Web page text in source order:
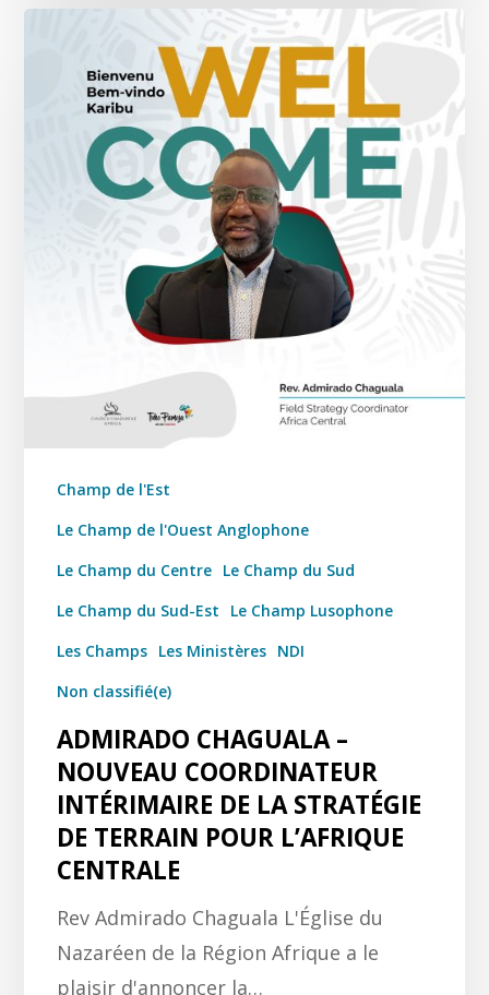
Champ de l'Est
Le Champ de l'Ouest Anglophone
Le Champ du Centre Le Champ du Sud
Le Champ du Sud-Est
Le Champ Lusophone
Les Champs Les Ministères NDI
Non classifié(e)
ADMIRADO CHAGUALA –
NOUVEAU COORDINATEUR
INTÉRIMAIRE DE LA STRATÉGIE
DE TERRAIN POUR L’AFRIQUE
CENTRALE
Rev Admirado Chaguala L'Église du
Nazaréen de la Région Afrique a le
plaisir d'annoncer la…